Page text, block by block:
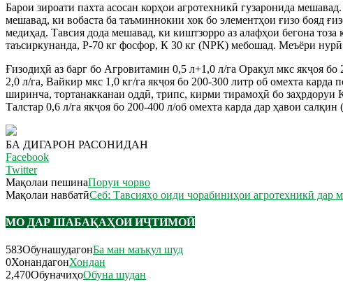
Барои зироати пахта асосан корҳои агротехникӣ гузаронида
мешавад, ки вобаста ба таъминнокии хок бо элементҳои ғизо бояд
медиҳад. Тавсия дода мешавад, ки киштзорро аз алафҳои бегона
таъсиркунанда, Р-70 кг фосфор, К 30 кг (NPK) мебошад. Меъёри нурӣ
Ғизодиҳӣ аз барг бо Агровитамин 0,5 л+1,0 л/га Оракул мкс якҷоя
2,0 л/га, Вайкир мкс 1,0 кг/га якҷоя бо 200-300 литр об омехта
ширинча, тортанакканаи оддӣ, трипс, кирми тирамоҳӣ бо
Талстар 0,6 л/га якҷоя бо 200-400 л/об омехта карда дар ҳавои
БА ДИГАРОН РАСОНИДАН
Facebook
Twitter
Мақолаи пешинаПоруи чорво
Мақолаи навбатӣСеб: Тавсияҳо оиди чорабиниҳои агротехникӣ дар
МО ДАР ШАБАҚАҲОИ ИҶТИМОӢ
583ОбунашудагонБа ман маъқул шуд
0ХонандагонХондан
2,470ОбуначиҳоОбуна шудан